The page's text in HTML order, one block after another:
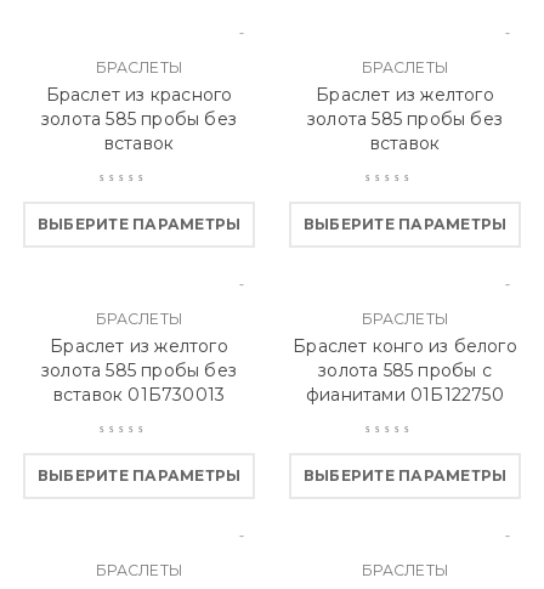
БРАСЛЕТЫ
Браслет из красного
золота 585 пробы без
вставок
ВЫБЕРИТЕ ПАРАМЕТРЫ
БРАСЛЕТЫ
Браслет из желтого
золота 585 пробы без
вставок
ВЫБЕРИТЕ ПАРАМЕТРЫ
БРАСЛЕТЫ
Браслет из желтого
золота 585 пробы без
вставок 01Б730013
ВЫБЕРИТЕ ПАРАМЕТРЫ
БРАСЛЕТЫ
Браслет конго из белого
золота 585 пробы с
фианитами 01Б122750
ВЫБЕРИТЕ ПАРАМЕТРЫ
БРАСЛЕТЫ БРАСЛЕТЫ